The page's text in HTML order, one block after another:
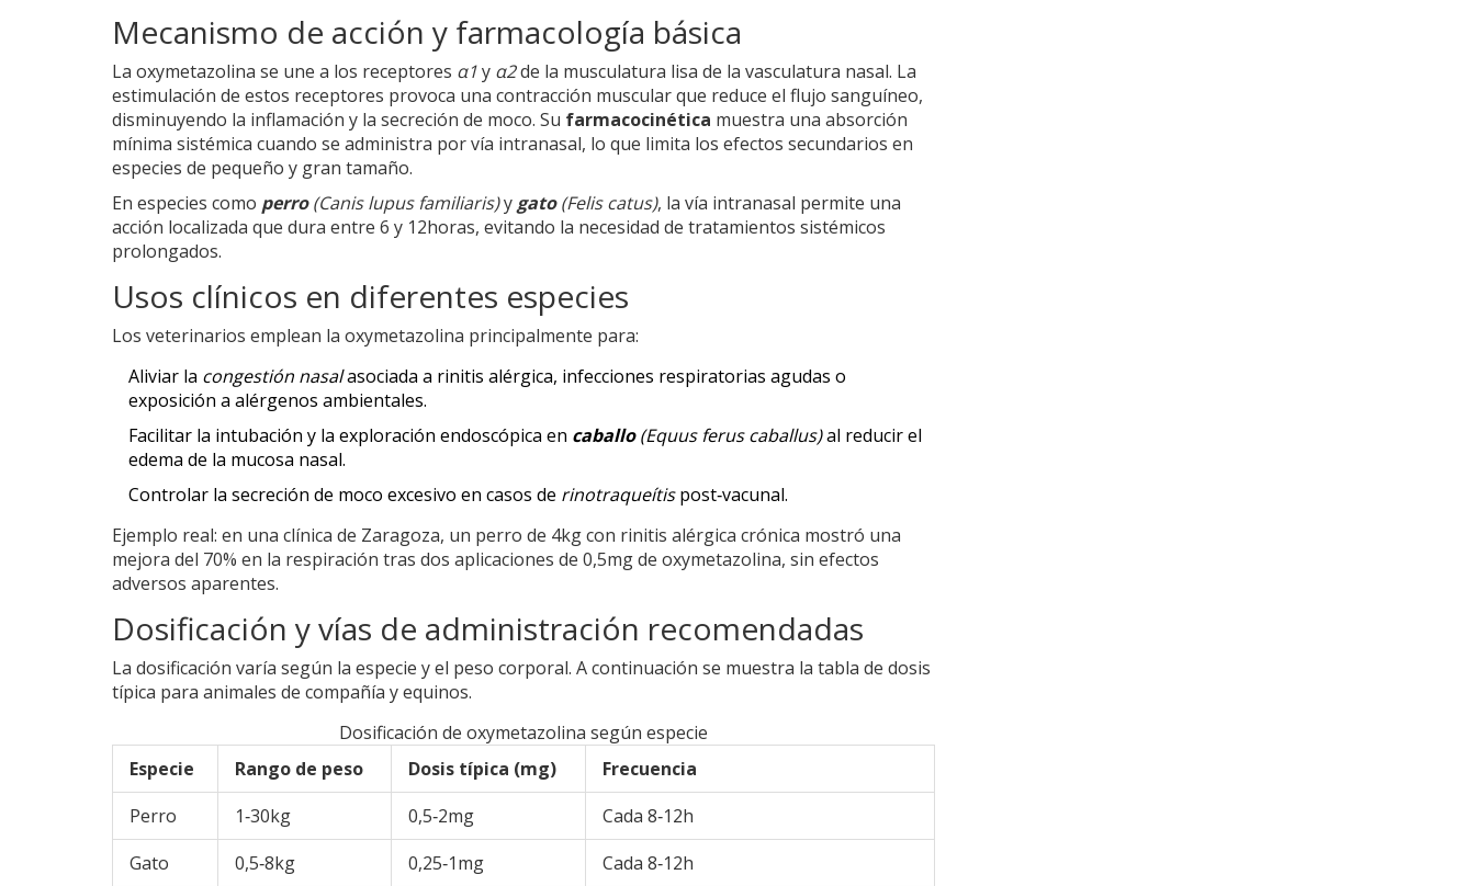
Mecanismo de acción y farmacología básica
La oxymetazolina se une a los receptores α1y α2de la musculatura lisa de la vasculatura nasal. La
estimulación de estos receptores provoca una contracción muscular que reduce el flujo sanguíneo,
disminuyendo la inflamación y la secreción de moco. Su farmacocinética muestra una absorción
mínima sistémica cuando se administra por vía intranasal, lo que limita los efectos secundarios en
especies de pequeño y gran tamaño.
En especies como perro(Canis lupus familiaris)y gato(Felis catus), la vía intranasal permite una
acción localizada que dura entre 6 y 12horas, evitando la necesidad de tratamientos sistémicos
prolongados.
Usos clínicos en diferentes especies
Los veterinarios emplean la oxymetazolina principalmente para:
Aliviar la congestión nasalasociada a rinitis alérgica, infecciones respiratorias agudas o
exposición a alérgenos ambientales.
Facilitar la intubación y la exploración endoscópica en caballo(Equus ferus caballus)al reducir el
edema de la mucosa nasal.
Controlar la secreción de moco excesivo en casos de rinotraqueítispost‑vacunal.
Ejemplo real: en una clínica de Zaragoza, un perro de 4kg con rinitis alérgica crónica mostró una
mejora del 70% en la respiración tras dos aplicaciones de 0,5mg de oxymetazolina, sin efectos
adversos aparentes.
Dosificación y vías de administración recomendadas
La dosificación varía según la especie y el peso corporal. A continuación se muestra la tabla de dosis
típica para animales de compañía y equinos.
Dosificación de oxymetazolina según especie
Especie
Rango de peso Dosis típica (mg)
Frecuencia
Perro
1‑30kg 0,5‑2mg
Cada 8‑12h
Gato
0,5‑8kg 0,25‑1mg
Cada 8‑12h